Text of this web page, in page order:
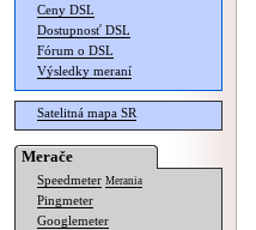
Ceny DSL
Dostupnosť DSL
Fórum o DSL
Výsledky meraní
Satelitná mapa SR
Merače
Speedmeter Merania
Pingmeter
Googlemeter